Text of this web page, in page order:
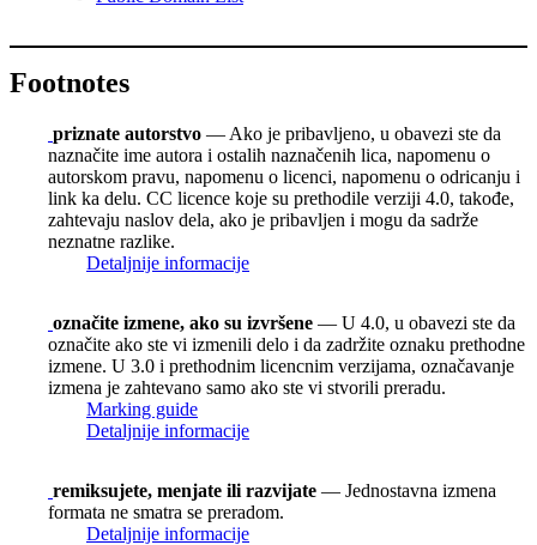
Footnotes
priznate autorstvo — Ako je pribavljeno, u obavezi ste da
naznačite ime autora i ostalih naznačenih lica, napomenu o
autorskom pravu, napomenu o licenci, napomenu o odricanju i
link ka delu. CC licence koje su prethodile verziji 4.0, takođe,
zahtevaju naslov dela, ako je pribavljen i mogu da sadrže
neznatne razlike.
Detaljnije informacije
označite izmene, ako su izvršene — U 4.0, u obavezi ste da
označite ako ste vi izmenili delo i da zadržite oznaku prethodne
izmene. U 3.0 i prethodnim licencnim verzijama, označavanje
izmena je zahtevano samo ako ste vi stvorili preradu.
Marking guide
Detaljnije informacije
remiksujete, menjate ili razvijate — Jednostavna izmena
formata ne smatra se preradom.
Detaljnije informacije